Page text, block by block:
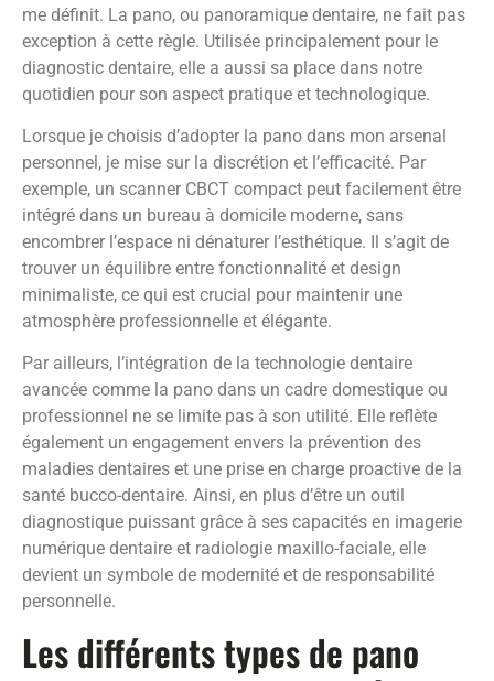
me définit. La pano, ou panoramique dentaire, ne fait pas
exception à cette règle. Utilisée principalement pour le
diagnostic dentaire, elle a aussi sa place dans notre
quotidien pour son aspect pratique et technologique.
Lorsque je choisis d’adopter la pano dans mon arsenal
personnel, je mise sur la discrétion et l’efficacité. Par
exemple, un scanner CBCT compact peut facilement être
intégré dans un bureau à domicile moderne, sans
encombrer l’espace ni dénaturer l’esthétique. Il s’agit de
trouver un équilibre entre fonctionnalité et design
minimaliste, ce qui est crucial pour maintenir une
atmosphère professionnelle et élégante.
Par ailleurs, l’intégration de la technologie dentaire
avancée comme la pano dans un cadre domestique ou
professionnel ne se limite pas à son utilité. Elle reflète
également un engagement envers la prévention des
maladies dentaires et une prise en charge proactive de la
santé bucco-dentaire. Ainsi, en plus d’être un outil
diagnostique puissant grâce à ses capacités en imagerie
numérique dentaire et radiologie maxillo-faciale, elle
devient un symbole de modernité et de responsabilité
personnelle.
Les différents types de pano